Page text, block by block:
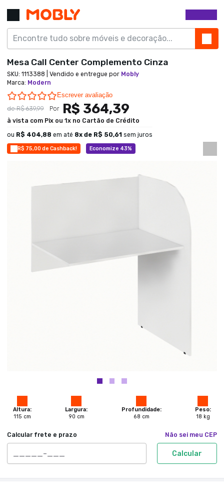
R$ 75,00 de Cashback! Economize 43%
Altura:
115 cm
Largura:
90 cm
Profundidade:
68 cm
Peso:
18 kg
Calcular frete e prazo Não sei meu CEP
Calcular
Mesa Call Center Complemento Cinza
SKU: 1113388 | Vendido e entregue por Mobly
Marca: Modern
0.0 star rating
Escrever avaliação
deR$ 639,99 Por R$ 364,39
à vista com Pix ou 1x no Cartão de Crédito
ou R$ 404,88 em até 8x de R$ 50,61 sem juros